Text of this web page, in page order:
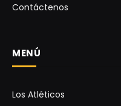
Contáctenos
MENÚ
Los Atléticos